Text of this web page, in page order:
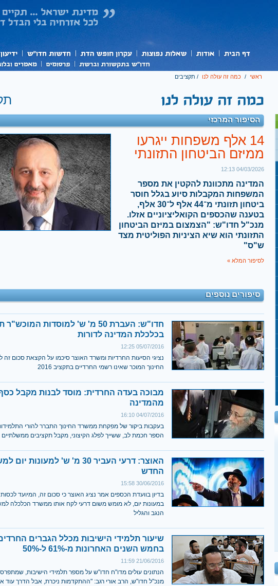
ראשי / כמה זה עולה לנו / תקציבים
הסיפור המרכזי
14 אלף משפחות ייגרעו
ממיזם הביטחון התזונתי
04/03/2026 12:13
המדינה מתכוונת להקטין את מספר
המשפחות המקבלות סיוע בגלל חוסר
ביטחון תזונתי מ־44 אלף ל־30 אלף,
בטענה שהכספים הקואליציוניים אזלו.
מנכ"ל חדו"ש: "‫הצמצום ‫במיזם הביטחון
התזונתי ‫הוא שיא הציניות הפוליטית מצד
ש"ס"
לסיפור המלא »
סיפורים נוספים
חדו"ש: העברת 50 מ' ש' למוסדות
בכלכלת המדינה לדורות
05/07/2016 12:25
נציגי הסיעות החרדיות ומשרד האוצר סיכמו על הקצאת סכום זה
החינוך המוכר שאינו רשמי החרדיים בתקציב 2016
מבוכה בעדה החרדית: מוסד לבנות מקבל
מהמדינה
04/07/2016 16:10
בעקבות ביקור של מפקחת ממשרד החינוך התברר להורי
הספר חכמת לב, ששייך לפלג הקיצוני, מקבל תקציבים ממשלתיים
האוצר: דרעי העביר 30 מ' ש' למעונות
החדש
30/06/2016 15:58
בדיון בוועדת הכספים אמר נציג האוצר כי סכום זה, המיועד
במעונות יום, לא מומש משום דרעי לקח אותו ממשרד הכלכלה
הנגב והגליל
שיעור תלמידי הישיבות מכלל הגברים
בחמש השנים האחרונות מ-61% ל-50%
21/06/2016 11:59
הנתונים עולים מדו"ח חדו"ש על מספר תלמידי הישיבות,
מנכ"ל חדו"ש, הרב אורי רגב: "ההתקדמות ניכרת, אבל הדרך עוד